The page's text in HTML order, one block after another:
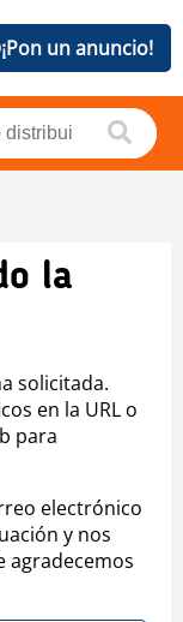
¡Pon un anuncio!
la
solicitada.
en la URL o
para
electrónico
y nos
agradecemos